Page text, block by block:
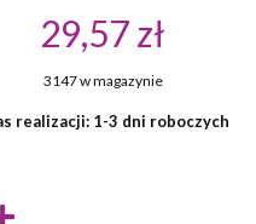
29,57zł
3147 w magazynie
realizacji: 1-3 dni roboczych